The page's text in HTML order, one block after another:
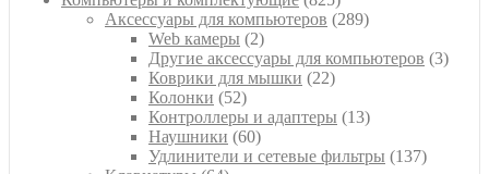
товаров
Аксессуары для компьютеров 289289
Web камеры 22
товара
Другие аксессуары для компьютеров 33
Коврики для мышки 2222
Колонки 5252
товара
Контроллеры и адаптеры 1313
Наушники 6060
товаров
Удлинители и сетевые фильтры 137137